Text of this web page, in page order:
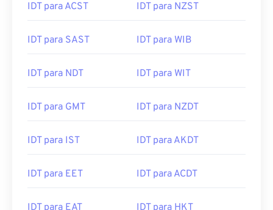
IDT para ACST IDT para NZST
IDT para SAST IDT para WIB
IDT para NDT IDT para WIT
IDT para GMT IDT para NZDT
IDT para IST IDT para AKDT
IDT para EET IDT para ACDT
IDT para EAT IDT para HKT